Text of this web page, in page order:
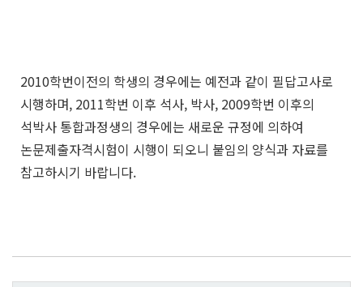
2010학번이전의 학생의 경우에는 예전과 같이 필답고사로
시행하며, 2011학번 이후 석사, 박사, 2009학번 이후의
석박사 통합과정생의 경우에는 새로운 규정에 의하여
논문제출자격시험이 시행이 되오니 붙임의 양식과 자료를
참고하시기 바랍니다.